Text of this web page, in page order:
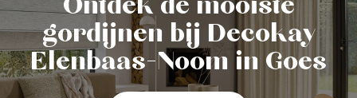
gordijnen bij Decokay
Elenbaas-Noom in Goes